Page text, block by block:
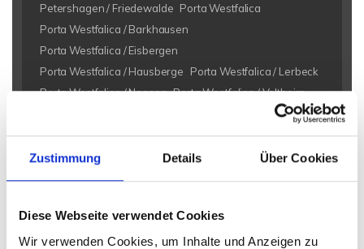
Zustimmung Details Über Cookies
Diese Webseite verwendet Cookies
Wir verwenden Cookies, um Inhalte und Anzeigen zu
Petershagen / Friedewalde Porta Westfalica
Porta Westfalica / Barkhausen
Porta Westfalica / Eisbergen
Porta Westfalica / Hausberge
Porta Westfalica / Lerbeck
Porta Westfalica / Neesen Porta Westfalica / Veltheim
Vlotho
Eigentumswohnungen Bad Eilsen
Eigentumswohnung Bad
Eilsen
Immo Bad Eilsen
Wohnungsanzeigen Bad Eilsen
Wohnung Bad Eilsen
Bad Eilsen
Immobilie Bad Eilsen
Immobilien Bad Eilsen